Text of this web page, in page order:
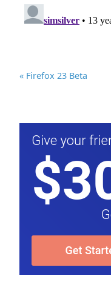
« Firefox 23 Beta